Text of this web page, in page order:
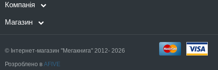
Компанія
Магазин
© Інтернет-магазин "Мегакнига" 2012- 2026
Розроблено в AFIVE